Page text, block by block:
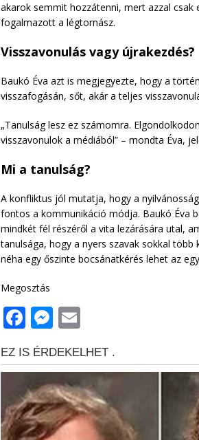
akarok semmit hozzátenni, mert azzal
fogalmazott a légtornász.
Visszavonulás vagy újrakezdés?
Baukó Éva azt is megjegyezte, hogy a
visszafogásán, sőt, akár a teljes
„Tanulság lesz ez számomra.
visszavonulok a médiából” – mondta Éva,
Mi a tanulság?
A konfliktus jól mutatja, hogy a
fontos a kommunikáció módja. Baukó Éva
mindkét fél részéről a vita lezárására utal,
tanulsága, hogy a nyers szavak sokkal
néha egy őszinte bocsánatkérés lehet az
Megosztás
F
a
c
e
b
o
M
ss
e
n
g
ai
l